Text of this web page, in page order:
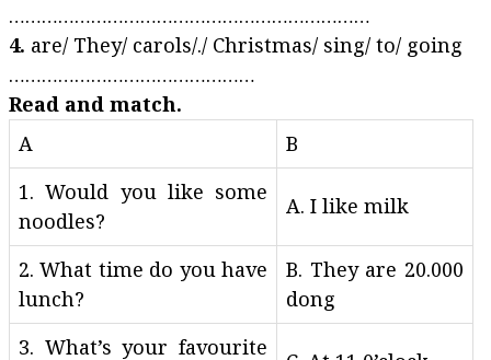
…………………………………………………………
4. are/ They/ carols/./ Christmas/ sing/ to/ going
………………………………………
Read and match.
A
B
1. Would you like some
noodles?
A. I like milk
2. What time do you have
lunch?
B. They are 20.000
dong
3. What’s your favourite